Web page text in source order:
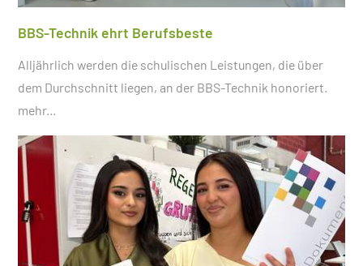
BBS-Technik ehrt Berufsbeste
Alljährlich werden die schulischen Leistungen, die über
dem Durchschnitt liegen, an der BBS-Technik honoriert.
mehr...